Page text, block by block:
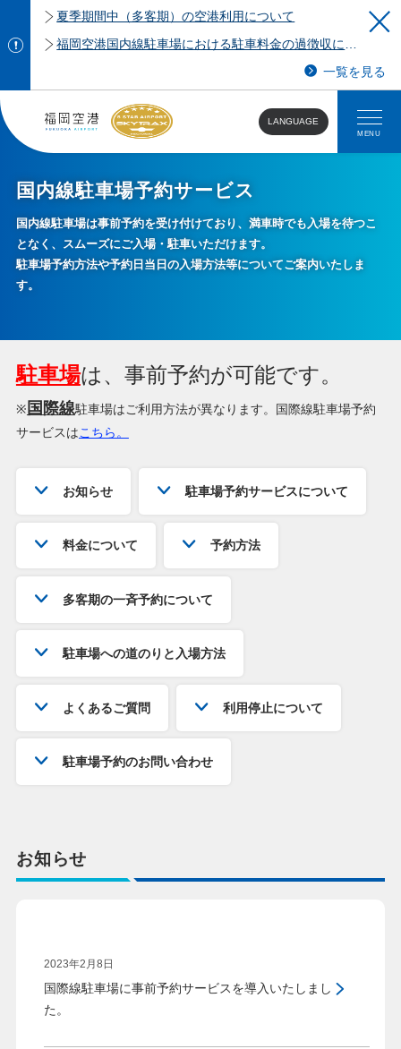
夏季期間中（多客期）の空港利用について
一覧を見る
LANGUAGE
MENU
国内線駐車場予約サービス
国内線駐車場は事前予約を受け付けており、満車時でも入場を待つこ
となく、スムーズにご入場・駐車いただけます。
駐車場予約方法や予約日当日の入場方法等についてご案内いたしま
す。
駐車場は、事前予約が可能です。
※ 国際線駐車場はご利用方法が異なります。国際線駐車場予約
サービスは こちら。
お知らせ 駐車場予約サービスについて
料金について 予約方法
多客期の一斉予約について
駐車場への道のりと入場方法
よくあるご質問 利用停止について
駐車場予約のお問い合わせ
お知らせ
2023年2月8日
国際線駐車場に事前予約サービスを導入いたしまし
た。